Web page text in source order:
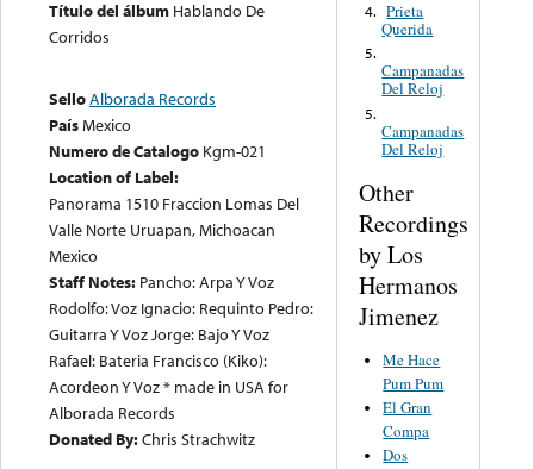
Título del álbum Hablando De
Corridos
SelloAlborada Records
PaísMexico
Numero de Catalogo Kgm-021
Location of Label:
Panorama 1510 Fraccion Lomas Del
Valle Norte Uruapan, Michoacan
Mexico
Staff Notes: Pancho: Arpa Y Voz
Rodolfo: Voz Ignacio: Requinto Pedro:
Guitarra Y Voz Jorge: Bajo Y Voz
Rafael: Bateria Francisco (Kiko):
Acordeon Y Voz * made in USA for
Alborada Records
Donated By:Chris Strachwitz
4. Prieta
Querida
5.
Campanadas
Del Reloj
5.
Campanadas
Del Reloj
Other
Recordings
by Los
Hermanos
Jimenez
Me Hace
Pum Pum
El Gran
Compa
Dos